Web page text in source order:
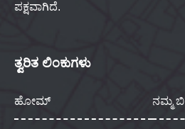
ಪಕ್ಷವಾಗಿದೆ.
ತ್ವರಿತ ಲಿಂಕುಗಳು
ಹೋಮ್ ನಮ್ಮ